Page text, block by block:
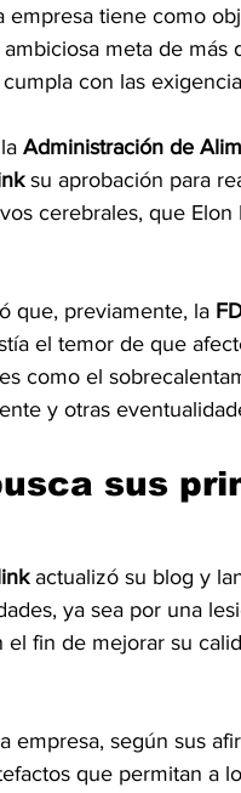
empresa tiene como
meta de
con las
Administración de
su aprobación para
cerebrales, que
que, previamente, la
el temor de que
como el
y otras
sus
actualizó su blog y
ya sea por una
el fin de mejorar su
empresa, según sus
que permitan a